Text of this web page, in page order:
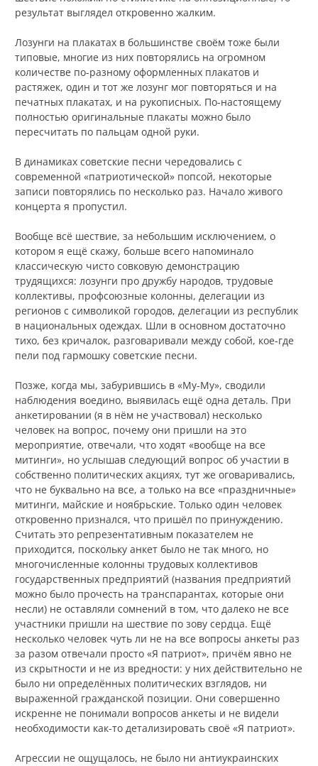
результат выглядел откровенно жалким.
Лозунги на плакатах в большинстве своём тоже были
типовые, многие из них повторялись на огромном
количестве по-разному оформленных плакатов и
растяжек, один и тот же лозунг мог повторяться и на
печатных плакатах, и на рукописных. По-настоящему
полностью оригинальные плакаты можно было
пересчитать по пальцам одной руки.
В динамиках советские песни чередовались с
современной «патриотической» попсой, некоторые
записи повторялись по несколько раз. Начало живого
концерта я пропустил.
Вообще всё шествие, за небольшим исключением, о
котором я ещё скажу, больше всего напоминало
классическую чисто совковую демонстрацию
трудящихся: лозунги про дружбу народов, трудовые
коллективы, профсоюзные колонны, делегации из
регионов с символикой городов, делегации из республик
в национальных одеждах. Шли в основном достаточно
тихо, без кричалок, разговаривали между собой, кое-где
пели под гармошку советские песни.
Позже, когда мы, забурившись в «Му-Му», сводили
наблюдения воедино, выявилась ещё одна деталь. При
анкетировании (я в нём не участвовал) несколько
человек на вопрос, почему они пришли на это
мероприятие, отвечали, что ходят «вообще на все
митинги», но услышав следующий вопрос об участии в
собственно политических акциях, тут же оговаривались,
что не буквально на все, а только на все «праздничные»
митинги, майские и ноябрьские. Только один человек
откровенно признался, что пришёл по принуждению.
Считать это репрезентативным показателем не
приходится, поскольку анкет было не так много, но
многочисленные колонны трудовых коллективов
государственных предприятий (названия предприятий
можно было прочесть на транспарантах, которые они
несли) не оставляли сомнений в том, что далеко не все
участники пришли на шествие по зову сердца. Ещё
несколько человек чуть ли не на все вопросы анкеты раз
за разом отвечали просто «Я патриот», причём явно не
из скрытности и не из вредности: у них действительно не
было ни определённых политических взглядов, ни
выраженной гражданской позиции. Они совершенно
искренне не понимали вопросов анкеты и не видели
необходимости как-то детализировать своё «Я патриот».
Агрессии не ощущалось, не было ни антиукраинских